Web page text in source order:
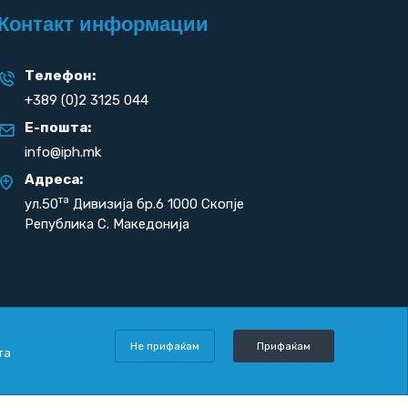
информации
Телефон:
+389 (0)2 3125 044
Е-пошта:
info@iph.mk
Адреса:
ул.50та Дивизија бр.6 1000 Скопје
Република С. Македонија
Не прифаќам Прифаќам